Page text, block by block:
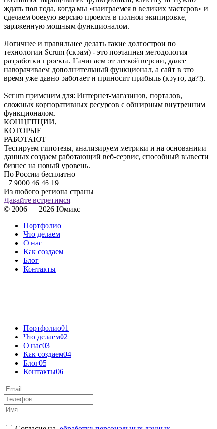
ждать пол года, когда мы «наиграемся в великих мастеров» и
сделаем боевую версию проекта в полной экипировке,
заряженную мощным функционалом.
Логичнее и правильнее делать такие долгострои по
технологии Scrum (скрам) - это поэтапная методология
разработки проекта. Начинаем от легкой версии, далее
наворачиваем дополнительный функционал, а сайт в это
время уже давно работает и приносит прибыль (круто, да?!).
Scrum применим для: Интернет-магазинов, порталов,
сложных корпоративных ресурсов с обширным внутренним
функционалом.
КОНЦЕПЦИИ,
КОТОРЫЕ
РАБОТАЮТ
Тестируем гипотезы, анализируем метрики и на основаниии
данных создаем работающий веб-сервис, способный вывести
бизнес на новый уровень.
По России бесплатно
+7 9000 46 46 19
Из любого региона страны
Давайте встретимся
© 2006 — 2026 Юмикс
Портфолио
Что делаем
О нас
Как создаем
Блог
Контакты
Портфолио01
Что делаем02
О нас03
Как создаем04
Блог05
Контакты06